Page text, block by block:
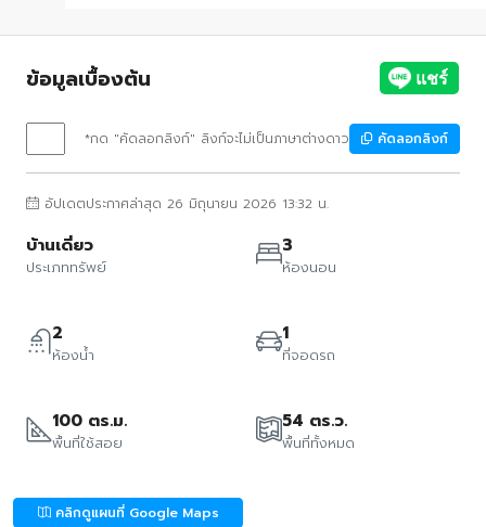
ข้อมูลเบื้องต้น
*กด "คัดลอกลิงก์" ลิงก์จะไม่เป็นภาษาต่างดาว คัดลอกลิงก์
อัปเดตประกาศล่าสุด 26 มิถุนายน 2026 13:32 น.
บ้านเดี่ยว
ประเภททรัพย์
3
ห้องนอน
2
ห้องน้ำ
1
ที่จอดรถ
100 ตร.ม.
พื้นที่ใช้สอย
54 ตร.ว.
พื้นที่ทั้งหมด
คลิกดูแผนที่ Google Maps